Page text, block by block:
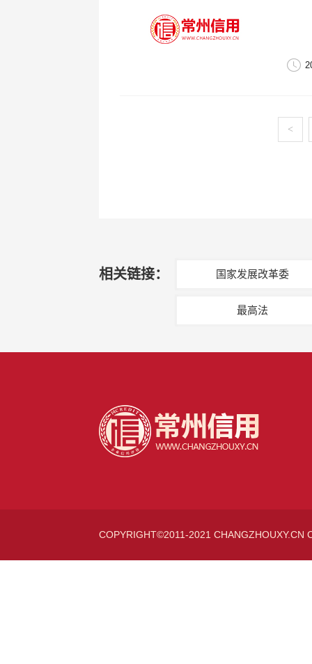
<
相关链接： 国家发展改革委
最高法
COPYRIGHT©2011-2021 CHANGZHOUXY.CN